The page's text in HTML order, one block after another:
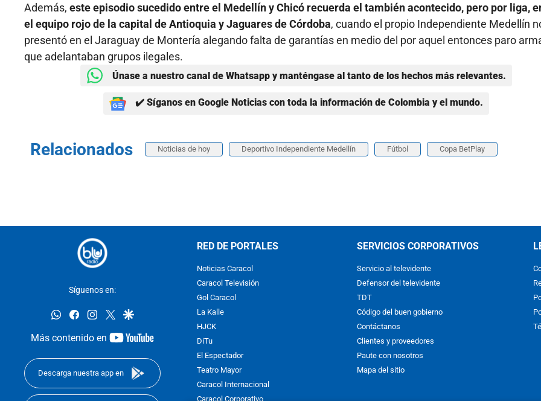
Además, este episodio sucedido entre el Medellín y Chicó recuerda el también acontecido, pero por liga,
el equipo rojo de la capital de Antioquia y Jaguares de Córdoba, cuando el propio Independiente Medellín
presentó en el Jaraguay de Montería alegando falta de garantías en medio del por aquel entonces paro
que adelantaban grupos ilegales.
Únase a nuestro canal de Whatsapp y manténgase al tanto de los hechos más relevantes.
✔️ Síganos en Google Noticias con toda la información de Colombia y el mundo.
Relacionados Noticias de hoy Deportivo Independiente Medellín Fútbol Copa BetPlay
Síguenos en:
whatsappfacebookinstagram
twittergoogle
Más contenido en
youtube-
Descarga nuestra app en
RED DE PORTALES
Noticias Caracol
Caracol Televisión
Gol Caracol
La Kalle
HJCK
DiTu
El Espectador
Teatro Mayor
Caracol Internacional
Caracol Corporativo
SERVICIOS CORPORATIVOS
Servicio al televidente
Defensor del televidente
TDT
Código del buen gobierno
Contáctanos
Clientes y proveedores
Paute con nosotros
Mapa del sitio